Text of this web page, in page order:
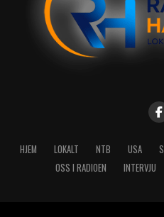
HJEM LOKALT NTB USA
OSS I RADIOEN
INTERVJU